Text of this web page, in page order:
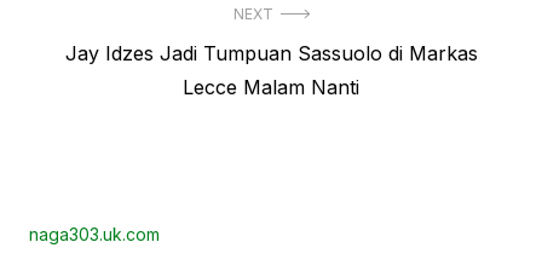
NEXT
NextJay Idzes Jadi Tumpuan Sassuolo di Markas
Lecce Malam Nanti
naga303.uk.com